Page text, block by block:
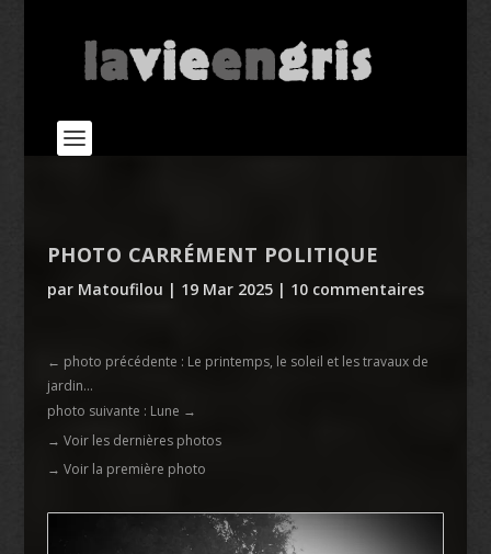
PHOTO CARRÉMENT POLITIQUE
par Matoufilou | 19 Mar 2025| 10 commentaires
← photo précédente : Le printemps, le soleil et les travaux de
jardin...
photo suivante : Lune →
→ Voir les dernières photos
→ Voir la première photo